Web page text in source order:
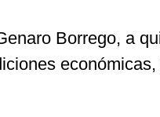
Borrego, a